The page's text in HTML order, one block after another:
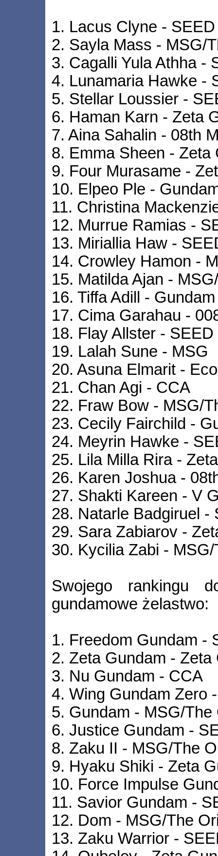
1. Lacus Clyne -
2. Sayla Mass - MSG/
3. Cagalli Yula Athha -
4. Lunamaria Hawke -
5. Stellar Loussier -
6. Haman Karn - Zeta
7. Aina Sahalin - 08th
8. Emma Sheen - Zeta
9. Four Murasame -
10. Elpeo Ple -
11. Christina
12. Murrue Ramias -
13. Miriallia Haw -
14. Crowley Hamon -
15. Matilda Ajan -
16. Tiffa Adill -
17. Cima Garahau -
18. Flay Allster - SEED
19. Lalah Sune - MSG
20. Asuna Elmarit -
21. Chan Agi - CCA
22. Fraw Bow - MSG/
23. Cecily Fairchild -
24. Meyrin Hawke -
25. Lila Milla Rira -
26. Karen Joshua -
27. Shakti Kareen - V
28. Natarle Badgiruel -
29. Sara Zabiarov -
30. Kycilia Zabi -
Swojego rankingu
gundamowe żelastwo:
1. Freedom Gundam -
2. Zeta Gundam - Zeta
3. Nu Gundam - CCA
4. Wing Gundam Zero
5. Gundam - MSG/The
6. Justice Gundam -
8. Zaku II - MSG/The
9. Hyaku Shiki - Zeta
10. Force Impulse
11. Savior Gundam -
12. Dom - MSG/The
13. Zaku Warrior -